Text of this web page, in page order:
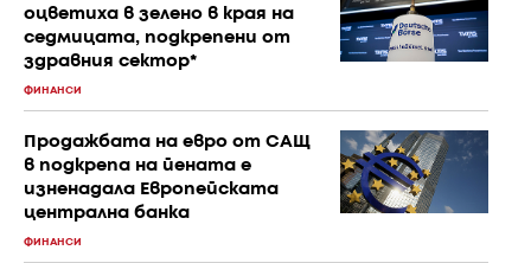
оцветиха в зелено в края на
седмицата, подкрепени от
здравния сектор*
ФИНАНСИ
Продажбата на евро от САЩ
в подкрепа на йената е
изненадала Европейската
централна банка
ФИНАНСИ